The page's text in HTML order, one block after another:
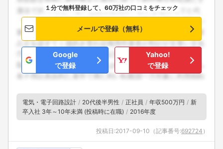
１分で無料登録して、60万社の口コミをチェック
メールで登録（無料）
Google
で登録
Yahoo!
で登録
電気・電子回路設計 20代後半男性 正社員 年収500万円
新
卒入社 3年～10年未満 (投稿時に在職)
2016年度
投稿日:2017-09-10 （記事番号:692724 ）